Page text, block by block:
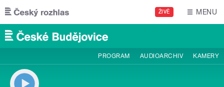
Přejít k hlavnímu obsahu
ŽIVĚ MENU
PROGRAM AUDIOARCHIV KAMERY